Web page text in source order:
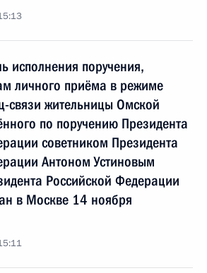
исполнения поручения,
личного приёма в режиме
связи жительницы Омской
по поручению Президента
советником Президента
Антоном Устиновым
Российской Федерации
в Москве 14 ноября